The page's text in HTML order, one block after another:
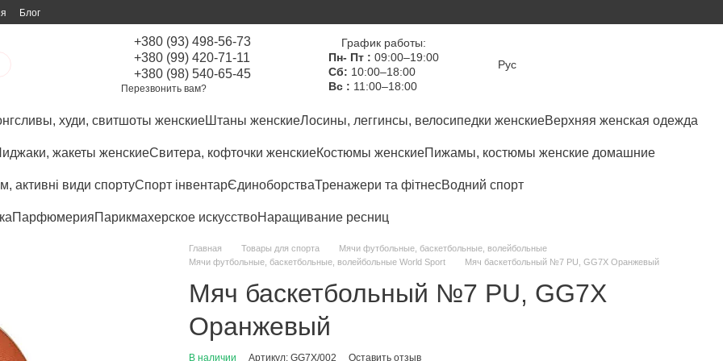
Блог
+380 (93) 498-56-73
+380 (99) 420-71-11
+380 (98) 540-65-45
Перезвонить вам?
График работы:
Пн- Пт : 09:00–19:00
Сб: 10:00–18:00
Вс : 11:00–18:00
Рус
худи, свитшоты женскиеШтаны женскиеЛосины, леггинсы, велосипедки женскиеВерхняя женская одежда
жакеты женскиеСвитера, кофточки женскиеКостюмы женскиеПижамы, костюмы женские домашние
активні види спортуСпорт інвентарЄдиноборстваТренажери та фітнесВодний спорт
ПарфюмерияПарикмахерское искусствоНаращивание ресниц
Главная Товары для спорта
Мячи футбольные, баскетбольные, волейбольные
Мячи футбольные, баскетбольные, волейбольные World Sport
Мяч баскетбольный №7 PU, GG7X Оранжевый
Мяч баскетбольный №7 PU, GG7X
Оранжевый
В наличии Артикул: GG7X/002 Оставить отзыв